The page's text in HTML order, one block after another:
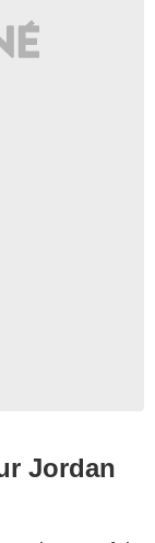
Jordan